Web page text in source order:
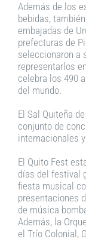
Además de los
bebidas,
embajadas de
prefecturas de
seleccionaron a
representarlos
celebra los 490
del mundo.
El Sal Quiteña
conjunto de
internacionales
El Quito Fest
días del festival
fiesta musical
presentaciones
de música
Además, la
el Trío Colonial,